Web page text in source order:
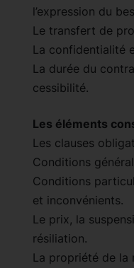
l’expression du
Le transfert de
La confidentialité
La durée du
cessibilité.
Les éléments
Les clauses
Conditions
Conditions
et inconvénients.
Le prix, la
résiliation.
La propriété de la